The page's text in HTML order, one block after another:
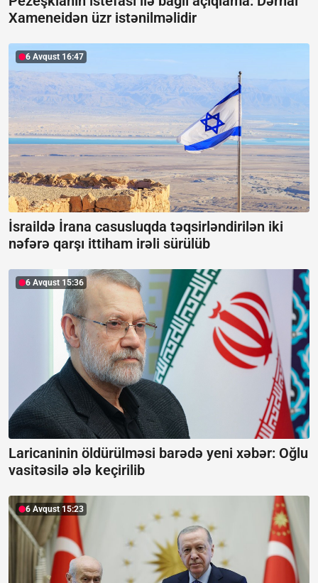
Xameneidən üzr istənilməlidir
6 Avqust 16:47
İsraildə İrana casusluqda təqsirləndirilən iki
nəfərə qarşı ittiham irəli sürülüb
6 Avqust 15:36
Laricaninin öldürülməsi barədə yeni xəbər: Oğlu
vasitəsilə ələ keçirilib
6 Avqust 15:23